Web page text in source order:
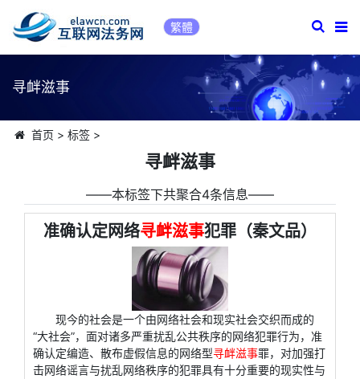
繁體
寻衅滋事
首页 > 标签>
寻衅滋事
――本标签下共聚合4条信息――
准确认定网络寻衅滋事犯罪（秦文品）
现今的社会是一个由网络社会和现实社会交织而成的
“大社会”，面对诸多严重扰乱公共秩序的网络犯罪行为，准
确认定编造、散布虚假信息的网络型寻衅滋事罪，对加强打
击网络谣言与扰乱网络秩序的犯罪具有十分重要的现实性与